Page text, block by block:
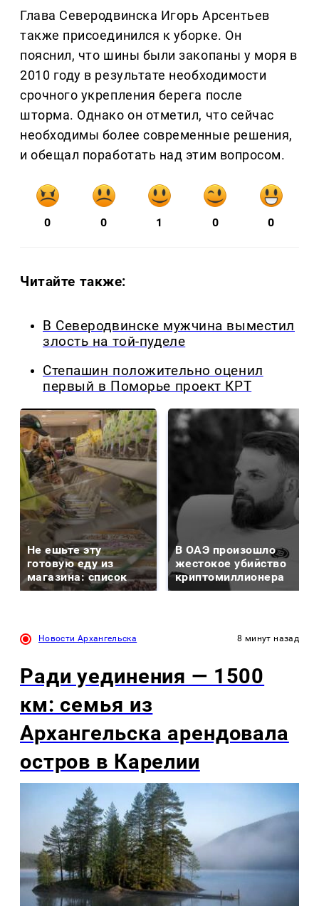
Глава Северодвинска Игорь Арсентьев
также присоединился к уборке. Он
пояснил, что шины были закопаны у моря в
2010 году в результате необходимости
срочного укрепления берега после
шторма. Однако он отметил, что сейчас
необходимы более современные решения,
и обещал поработать над этим вопросом.
0 0 1 0 0
Читайте также:
В Северодвинске мужчина выместил
злость на той-пуделе
Степашин положительно оценил
первый в Поморье проект КРТ
Не ешьте эту
готовую еду из
магазина: список
В ОАЭ произошло
жестокое убийство
криптомиллионера
Новости Архангельска 8 минут назад
Ради уединения — 1500
км: семья из
Архангельска арендовала
остров в Карелии